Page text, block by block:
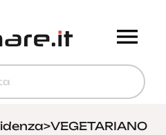
>VEGETARIANO